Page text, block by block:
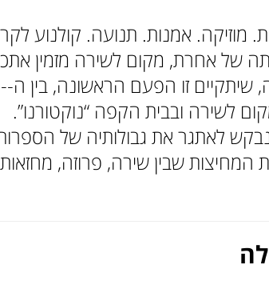
מוזיקה. אמנות. תנועה. קולנוע
של אחרת, מקום לשירה מזמין
ואתכן
לשירה ובבית הקפה “נוקטורנו”.
לאתגר את גבולותיה של
שבין שירה, פרוזה, מחזאות